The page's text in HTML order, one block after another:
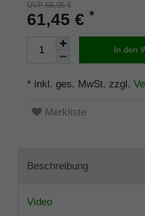
UVP 66,95 €
61,45 € *
In den
* inkl. ges. MwSt. zzgl.
Merkliste
Beschreibung
Video